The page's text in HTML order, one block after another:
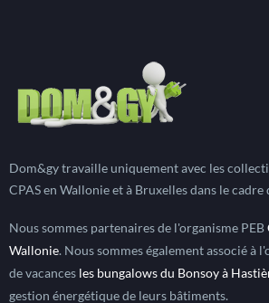
Dom&gy travaille uniquement avec les
CPAS en Wallonie et à Bruxelles dans le cadre
Nous sommes partenaires de l'organisme PEB
Wallonie. Nous sommes également associé à
de vacances les bungalows du Bonsoy à
gestion énergétique de leurs bâtiments.